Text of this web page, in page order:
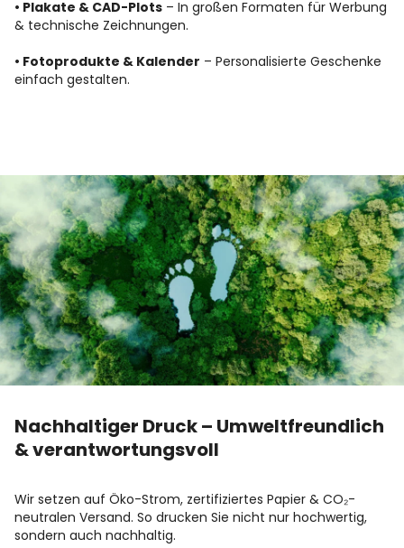
• Plakate & CAD-Plots – In großen Formaten für Werbung
& technische Zeichnungen.
• Fotoprodukte & Kalender – Personalisierte Geschenke
einfach gestalten.
Nachhaltiger Druck – Umweltfreundlich
& verantwortungsvoll
Wir setzen auf Öko-Strom, zertifiziertes Papier & CO₂-
neutralen Versand. So drucken Sie nicht nur hochwertig,
sondern auch nachhaltig.